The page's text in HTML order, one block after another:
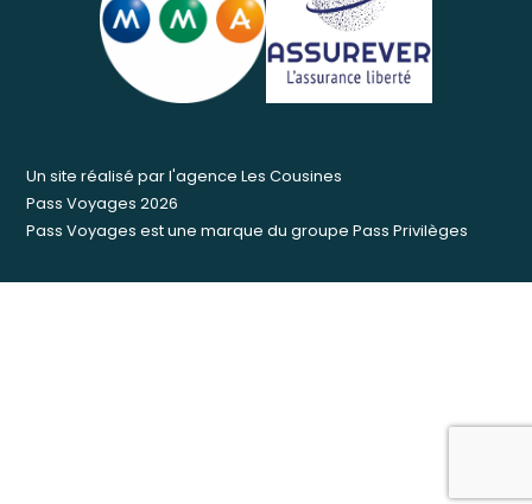
Un site réalisé parl'agence Les Cousines
Pass Voyages 2026
Pass Voyages est une marque du groupePass Privilèges